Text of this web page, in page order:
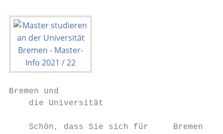
Bremen und
    die Universität
Schön, dass Sie sich für     Bremen –